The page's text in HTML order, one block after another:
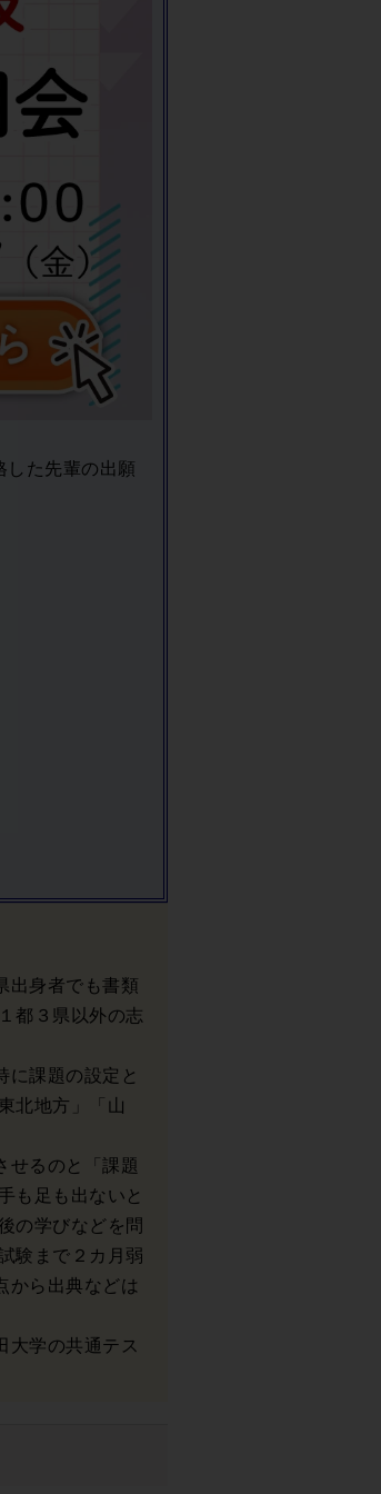
した先輩の出願
出身者でも書類
都３県以外の志
に課題の設定と
北地方」「山
せるのと「課題
も足も出ないと
の学びなどを問
験まで２カ月弱
から出典などは
大学の共通テス